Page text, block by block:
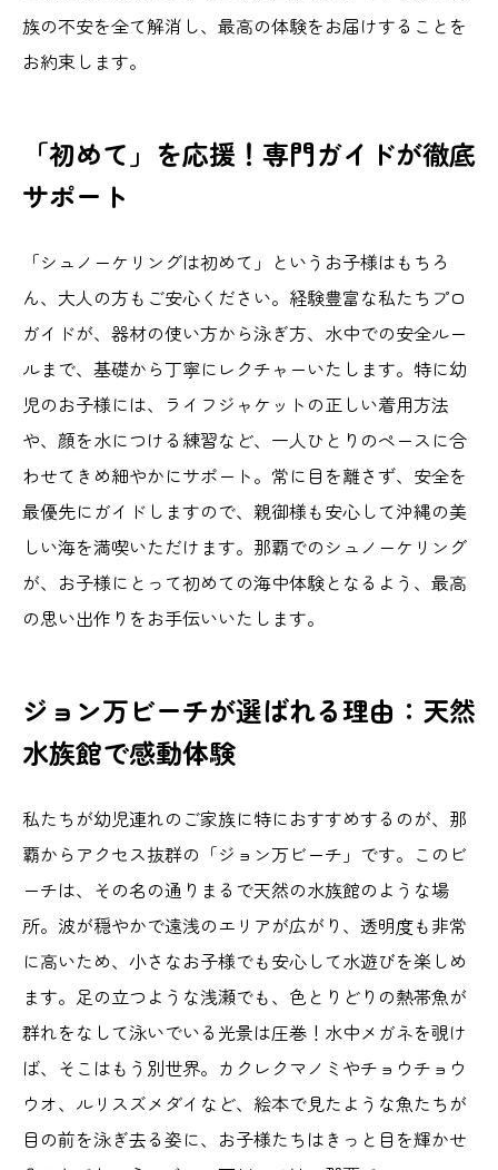
族の不安を全て解消し、最高の体験をお届けすることを
お約束します。
「初めて」を応援！専門ガイドが徹底
サポート
「シュノーケリングは初めて」というお子様はもちろ
ん、大人の方もご安心ください。経験豊富な私たちプロ
ガイドが、器材の使い方から泳ぎ方、水中での安全ルー
ルまで、基礎から丁寧にレクチャーいたします。特に幼
児のお子様には、ライフジャケットの正しい着用方法
や、顔を水につける練習など、一人ひとりのペースに合
わせてきめ細やかにサポート。常に目を離さず、安全を
最優先にガイドしますので、親御様も安心して沖縄の美
しい海を満喫いただけます。那覇でのシュノーケリング
が、お子様にとって初めての海中体験となるよう、最高
の思い出作りをお手伝いいたします。
ジョン万ビーチが選ばれる理由：天然
水族館で感動体験
私たちが幼児連れのご家族に特におすすめするのが、那
覇からアクセス抜群の「ジョン万ビーチ」です。このビ
ーチは、その名の通りまるで天然の水族館のような場
所。波が穏やかで遠浅のエリアが広がり、透明度も非常
に高いため、小さなお子様でも安心して水遊びを楽しめ
ます。足の立つような浅瀬でも、色とりどりの熱帯魚が
群れをなして泳いでいる光景は圧巻！水中メガネを覗け
ば、そこはもう別世界。カクレクマノミやチョウチョウ
ウオ、ルリスズメダイなど、絵本で見たような魚たちが
目の前を泳ぎ去る姿に、お子様たちはきっと目を輝かせ